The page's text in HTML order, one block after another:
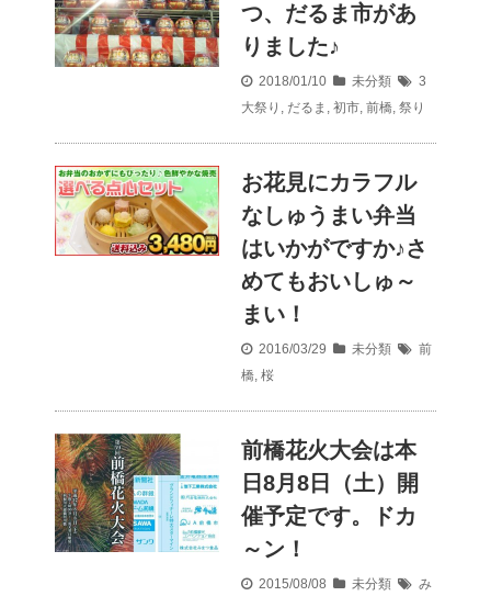
つ、だるま市があ
りました♪
2018/01/10 未分類
3
大祭り , だるま , 初市, 前橋, 祭り
お花見にカラフル
なしゅうまい弁当
はいかがですか♪さ
めてもおいしゅ～
まい！
2016/03/29 未分類
前
橋, 桜
前橋花火大会は本
日8月8日（土）開
催予定です。ドカ
～ン！
2015/08/08 未分類
み